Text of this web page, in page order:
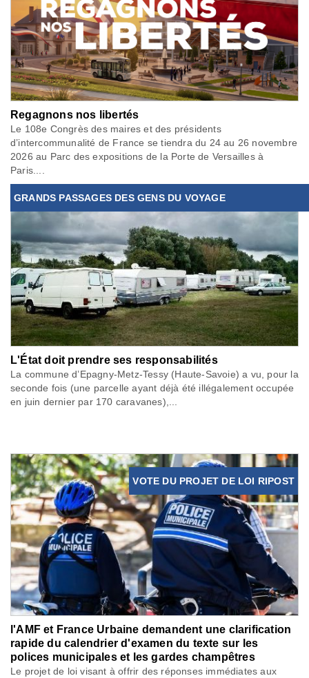
Regagnons nos libertés
Le 108e Congrès des maires et des présidents
d’intercommunalité de France se tiendra du 24 au 26 novembre
2026 au Parc des expositions de la Porte de Versailles à
Paris....
GRANDS PASSAGES DES GENS DU VOYAGE
L'État doit prendre ses responsabilités
La commune d’Epagny-Metz-Tessy (Haute-Savoie) a vu, pour la
seconde fois (une parcelle ayant déjà été illégalement occupée
en juin dernier par 170 caravanes),...
VOTE DU PROJET DE LOI RIPOST
l'AMF et France Urbaine demandent une clarification
rapide du calendrier d'examen du texte sur les
polices municipales et les gardes champêtres
Le projet de loi visant à offrir des réponses immédiates aux